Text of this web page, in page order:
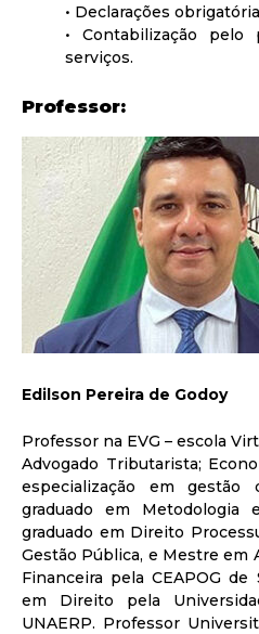
• Declarações
• Contabilização
serviços.
Professor:
Edilson Pereira de Godoy
Professor na EVG – escola
Advogado Tributarista;
especialização em gestão
graduado em Metodologia
graduado em Direito
Gestão Pública, e Mestre em
Financeira pela CEAPOG de
em Direito pela
UNAERP. Professor